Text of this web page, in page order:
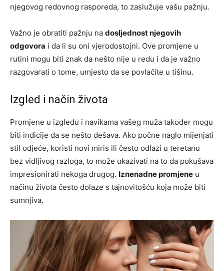
njegovog redovnog rasporeda, to zaslužuje vašu pažnju.
Važno je obratiti pažnju na dosljednost njegovih
odgovora i da li su oni vjerodostojni. Ove promjene u
rutini mogu biti znak da nešto nije u redu i da je važno
razgovarati o tome, umjesto da se povlačite u tišinu.
Izgled i način života
Promjene u izgledu i navikama vašeg muža također mogu
biti indicije da se nešto dešava. Ako počne naglo mijenjati
stil odjeće, koristi novi miris ili često odlazi u teretanu
bez vidljivog razloga, to može ukazivati na to da pokušava
impresionirati nekoga drugog. Iznenadne promjene u
načinu života često dolaze s tajnovitošću koja može biti
sumnjiva.